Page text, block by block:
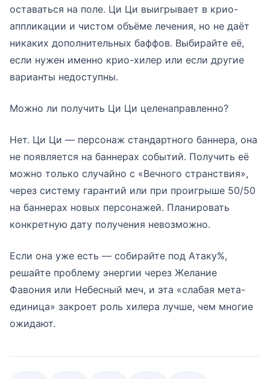
оставаться на поле. Ци Ци выигрывает в крио-
аппликации и чистом объёме лечения, но не даёт
никаких дополнительных баффов. Выбирайте её,
если нужен именно крио-хилер или если другие
варианты недоступны.
Можно ли получить Ци Ци целенаправленно?
Нет. Ци Ци — персонаж стандартного баннера, она
не появляется на баннерах событий. Получить её
можно только случайно с «Вечного странствия»,
через систему гарантий или при проигрыше 50/50
на баннерах новых персонажей. Планировать
конкретную дату получения невозможно.
Если она уже есть — собирайте под Атаку%,
решайте проблему энергии через Желание
Фавония или Небесный меч, и эта «слабая мета-
единица» закроет роль хилера лучше, чем многие
ожидают.